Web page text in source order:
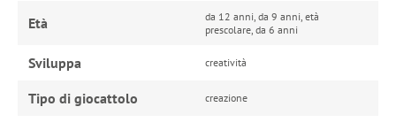
Età
da 12 anni, da 9 anni, età
prescolare, da 6 anni
Sviluppa creatività
Tipo di giocattolo creazione